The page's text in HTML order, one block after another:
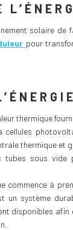
solaire
pour
thermique
thermique et
sous vide
commence à
un système
disponibles